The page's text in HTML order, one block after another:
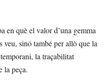
en què el valor d’una gemma
veu, sinó també per allò que la
la traçabilitat
la peça.